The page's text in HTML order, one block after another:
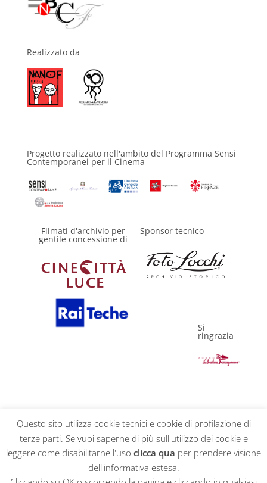
Realizzato da
Progetto realizzato nell'ambito del Programma Sensi
Contemporanei per il Cinema
Filmati d'archivio per
gentile concessione di
Sponsor tecnico
Si
ringrazia
Privacy Policy
Questo sito utilizza cookie tecnici e cookie di profilazione di
terze parti. Se vuoi saperne di più sull'utilizzo dei cookie e
leggere come disabilitarne l'uso clicca qua per prendere visione
dell'informativa estesa.